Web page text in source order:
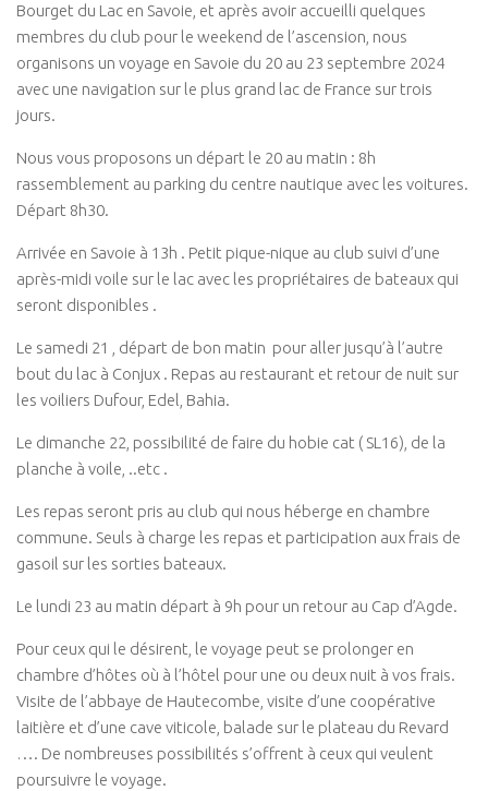
Bourget du Lac en Savoie, et après avoir accueilli quelques
membres du club pour le weekend de l’ascension, nous
organisons un voyage en Savoie du 20 au 23 septembre 2024
avec une navigation sur le plus grand lac de France sur trois
jours.
Nous vous proposons un départ le 20 au matin : 8h
rassemblement au parking du centre nautique avec les voitures.
Départ 8h30.
Arrivée en Savoie à 13h . Petit pique-nique au club suivi d’une
après-midi voile sur le lac avec les propriétaires de bateaux qui
seront disponibles .
Le samedi 21 , départ de bon matin pour aller jusqu’à l’autre
bout du lac à Conjux . Repas au restaurant et retour de nuit sur
les voiliers Dufour, Edel, Bahia.
Le dimanche 22, possibilité de faire du hobie cat ( SL16), de la
planche à voile, ..etc .
Les repas seront pris au club qui nous héberge en chambre
commune. Seuls à charge les repas et participation aux frais de
gasoil sur les sorties bateaux.
Le lundi 23 au matin départ à 9h pour un retour au Cap d’Agde.
Pour ceux qui le désirent, le voyage peut se prolonger en
chambre d’hôtes où à l’hôtel pour une ou deux nuit à vos frais.
Visite de l’abbaye de Hautecombe, visite d’une coopérative
laitière et d’une cave viticole, balade sur le plateau du Revard
…. De nombreuses possibilités s’offrent à ceux qui veulent
poursuivre le voyage.